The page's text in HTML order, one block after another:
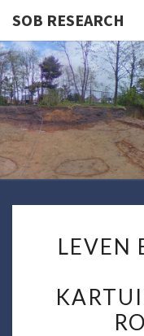
SOB RESEARCH
LEVEN